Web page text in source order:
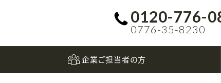
0120-776-
0776-35-8230
企業ご担当者の方